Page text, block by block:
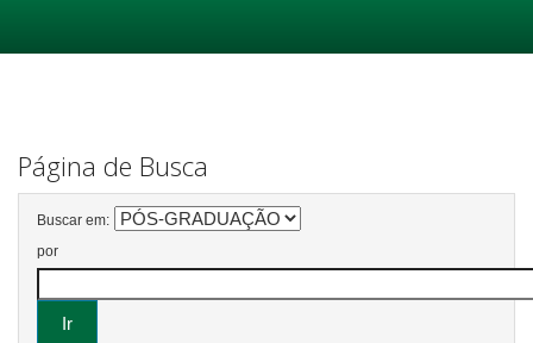
Página de Busca
Buscar em:
por